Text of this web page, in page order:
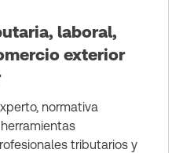
laboral,
exterior
normativa
tributarios y